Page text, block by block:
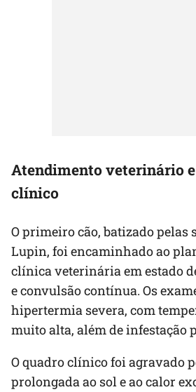
Atendimento veterinário
clínico
O primeiro cão, batizado pelas
Lupin, foi encaminhado ao
clínica veterinária em estado
e convulsão contínua. Os
hipertermia severa, com
muito alta, além de infestação
O quadro clínico foi agravado
prolongada ao sol e ao calor